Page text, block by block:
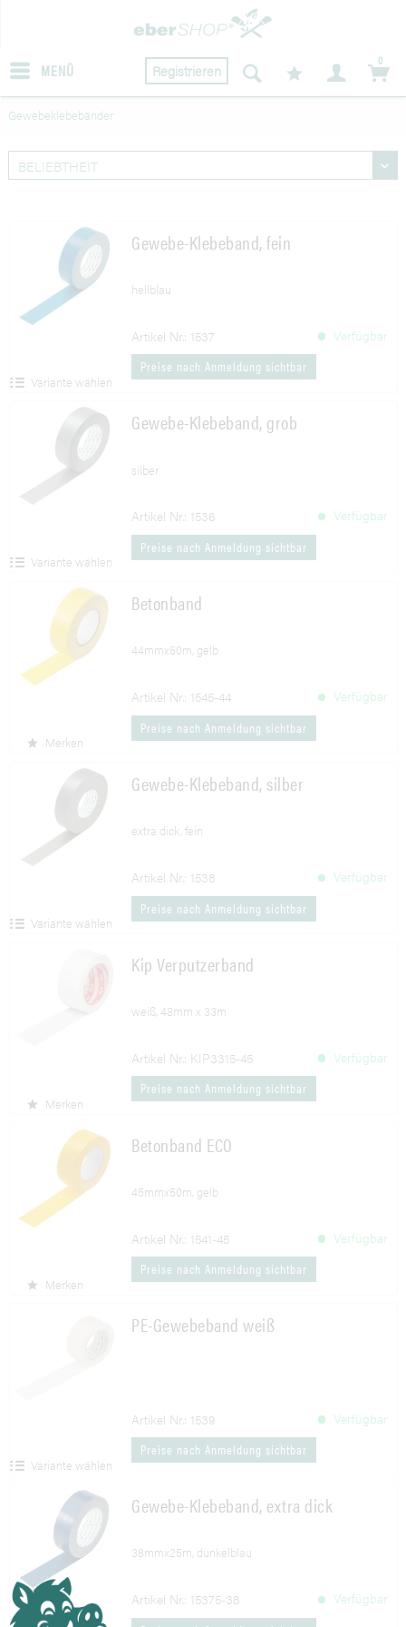
MENÜ Registrieren
0
Gewebeklebebänder
Gewebe-Klebeband, fein
hellblau
Artikel Nr.: 1537
Verfügbar
Preise nach Anmeldung sichtbar
Variante wählen
Gewebe-Klebeband, grob
silber
Artikel Nr.: 1536
Verfügbar
Preise nach Anmeldung sichtbar
Variante wählen
Betonband
44mmx50m, gelb
Artikel Nr.: 1545-44
Verfügbar
Preise nach Anmeldung sichtbar
Merken
Gewebe-Klebeband, silber
extra dick, fein
Artikel Nr.: 1538
Verfügbar
Preise nach Anmeldung sichtbar
Variante wählen
Kip Verputzerband
weiß, 48mm x 33m
Artikel Nr.: KIP3315-45
Verfügbar
Preise nach Anmeldung sichtbar
Merken
Betonband ECO
45mmx50m, gelb
Artikel Nr.: 1541-45
Verfügbar
Preise nach Anmeldung sichtbar
Merken
PE-Gewebeband weiß
Artikel Nr.: 1539
Verfügbar
Preise nach Anmeldung sichtbar
Variante wählen
Gewebe-Klebeband, extra dick
38mmx25m, dunkelblau
Artikel Nr.: 15375-38
Verfügbar